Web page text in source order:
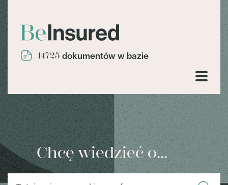
14725 dokumentów w bazie
Chcę wiedzieć o...